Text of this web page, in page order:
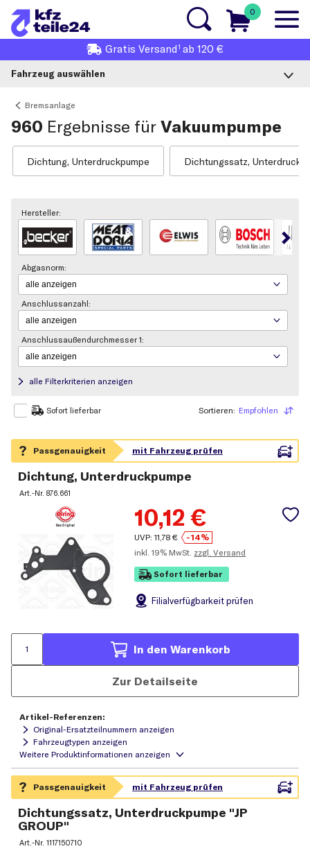
0
Gratis Versand1 ab 120 €
Fahrzeug auswählen
Bremsanlage
960 Ergebnisse für Vakuumpumpe
Dichtung, Unterdruckpumpe Dichtungssatz,
Hersteller:
Abgasnorm:
Anschlussanzahl:
Anschlussaußendurchmesser 1:
alle Filterkriterien anzeigen
Sofort lieferbar Empfohlen
Sortieren
Dichtung, Unterdruckpumpe
Art.-Nr.876.661
10,12 €
UVP:11,78 €
-14%
inkl. 19% MwSt. zzgl. Versand
Sofort lieferbar
Filialverfügbarkeit prüfen
In den Warenkorb
Zur Detailseite
Artikel-Referenzen:
Original-Ersatzteilnummern anzeigen
Fahrzeugtypen anzeigen
Dichtungssatz, Unterdruckpumpe "JP
GROUP"
Art.-Nr.1117150710